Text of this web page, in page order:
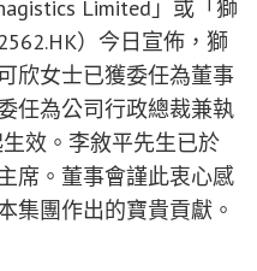
Limited」或「獅
）今日宣佈，獅
欣女士已獲委任為董事
任為公司行政總裁兼執
效。李敘平先生已於
席。董事會謹此衷心感
集團作出的寶貴貢獻。